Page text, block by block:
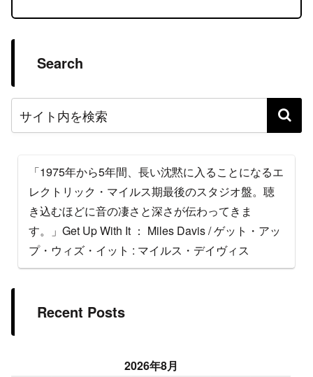
Search
「1975年から5年間、長い沈黙に入ることになるエ
レクトリック・マイルス期最後のスタジオ盤。聴
き込むほどに音の凄さと深さが伝わってきま
す。」Get Up With It ： Miles Davis / ゲット・アッ
プ・ウィズ・イット : マイルス・デイヴィス
Recent Posts
2026年8月